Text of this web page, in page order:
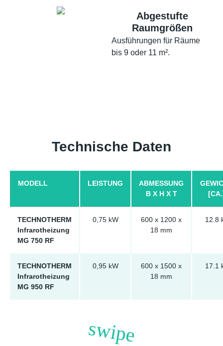
Abgestufte
Raumgrößen
Ausführungen für Räume
bis 9 oder 11 m².
Technische Daten
MODELL LEISTUNG
ABMESSUNG
B X H X T
TECHNOTHERM
Infrarotheizung
MG 750 RF
0,75 kW
600 x 1200 x
18 mm
12.8
TECHNOTHERM
Infrarotheizung
MG 950 RF
0,95 kW
600 x 1500 x
18 mm
17.1